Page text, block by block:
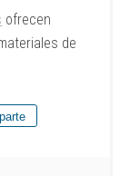
ofrecen
de